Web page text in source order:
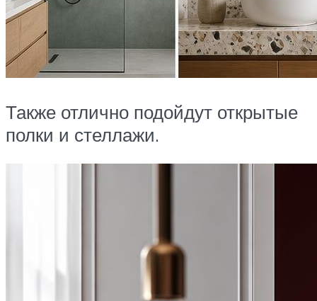
Также отлично подойдут открытые
полки и стеллажи.